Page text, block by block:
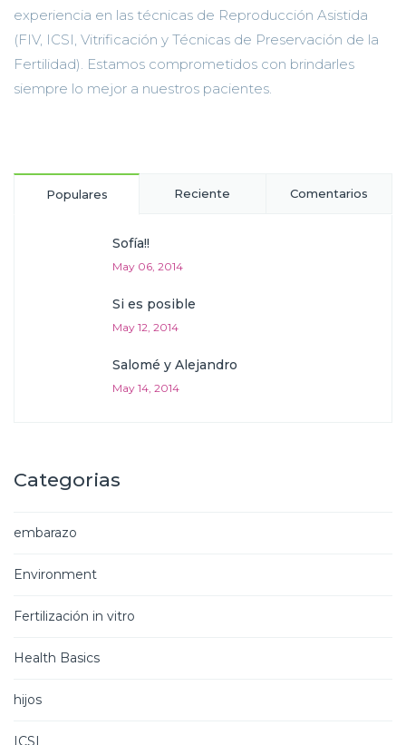
experiencia en las técnicas de Reproducción Asistida
(FIV, ICSI, Vitrificación y Técnicas de Preservación de la
Fertilidad). Estamos comprometidos con brindarles
siempre lo mejor a nuestros pacientes.
Populares Reciente Comentarios
Sofía!!
May 06, 2014
Si es posible
May 12, 2014
Salomé y Alejandro
May 14, 2014
Categorias
embarazo
Environment
Fertilización in vitro
Health Basics
hijos
ICSI